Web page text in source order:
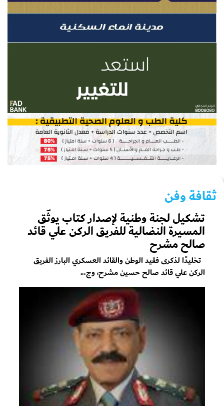
ثقافة وفن
تشكيل لجنة وطنية لإصدار كتاب يوثّق
المسيرة النضالية للفريق الركن علي قائد
صالح مشرح
تخليدًا لذكرى فقيد الوطن والقائد العسكري البارز الفريق
الركن علي قائد صالح حسين مشرح، وج...